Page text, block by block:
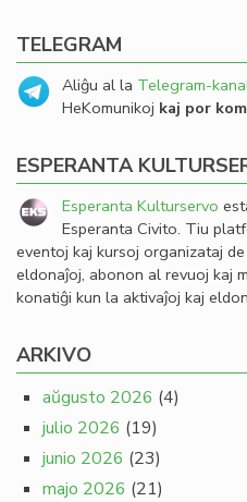
TELEGRAM
Aliĝu al la Telegram-
HeKomunikoj kaj por
ESPERANTA
Esperanta Kulturservo
Esperanta Civito. Tiu
eventoj kaj kursoj organizataj
eldonaĵoj, abonon al revuoj kaj
konatiĝi kun la aktivaĵoj kaj
ARKIVO
aŭgusto 2026 (4)
julio 2026 (19)
junio 2026 (23)
majo 2026 (21)